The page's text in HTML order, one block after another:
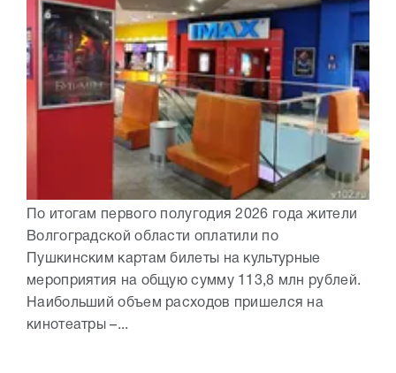
По итогам первого полугодия 2026 года жители
Волгоградской области оплатили по
Пушкинским картам билеты на культурные
мероприятия на общую сумму 113,8 млн рублей.
Наибольший объем расходов пришелся на
кинотеатры –...